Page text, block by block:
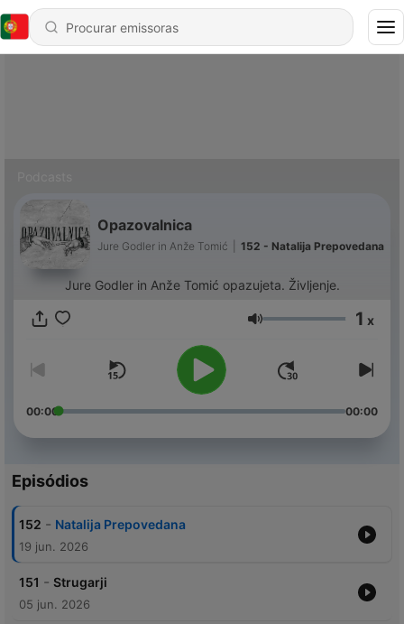
Opazovalnica
Jure Godler in Anže Tomić 152 - Natalija Prepovedana
Jure Godler in Anže Tomić opazujeta. Življenje.
Volume 1 x
00:00 00:00
Episódios
152 - Natalija Prepovedana
19 jun. 2026
151 - Strugarji
05 jun. 2026